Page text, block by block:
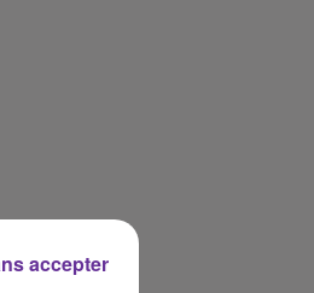
accepter